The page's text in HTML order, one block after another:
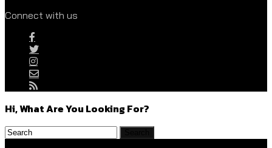
Connect with us
Hi, What Are You Looking For?